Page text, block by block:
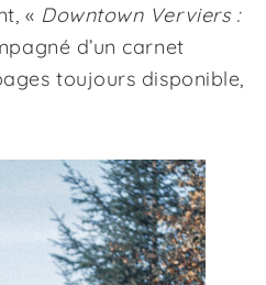
« Downtown Verviers :
d’un carnet
toujours disponible,